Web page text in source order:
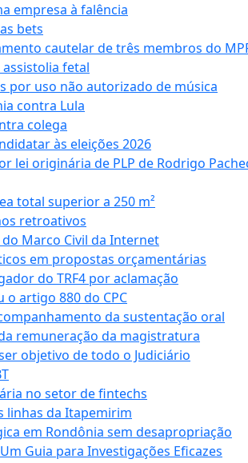
empresa à falência
bets
cautelar de três membros do
fetal
por uso não autorizado de música
contra Lula
colega
às eleições 2026
lei originária de PLP de Rodrigo
total superior a 250 m²
retroativos
Marco Civil da Internet
em propostas orçamentárias
do TRF4 por aclamação
o artigo 880 do CPC
da sustentação oral
remuneração da magistratura
objetivo de todo o Judiciário
no setor de fintechs
linhas da Itapemirim
em Rondônia sem desapropriação
Guia para Investigações Eficazes